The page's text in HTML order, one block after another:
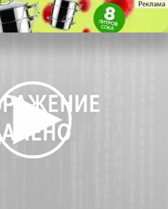
11 канала выходит
программа «Крик»
программа «Крик»
новости по
и курсы
Пензе